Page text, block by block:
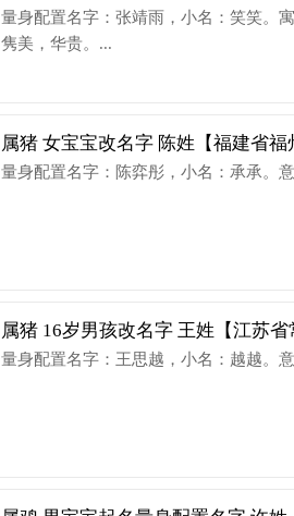
量身配置名字：张靖雨，小名：笑笑。
隽美，华贵。...
属猪 女宝宝改名字 陈姓【福建省福
量身配置名字：陈弈彤，小名：承承。
属猪 16岁男孩改名字 王姓【江苏
量身配置名字：王思越，小名：越越。